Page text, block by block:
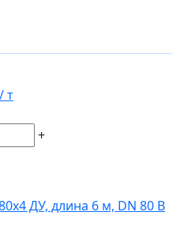
/ т
+
ДУ, длина 6 м, DN 80 В